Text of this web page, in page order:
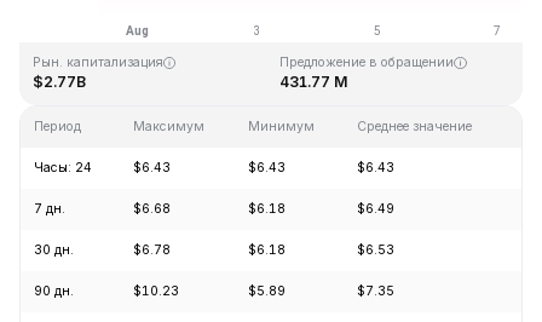
Рын. капитализация
$2.77B
Предложение в обращении
431.77 M
Период Максимум Минимум Среднее значение
Часы: 24 $6.43 $6.43 $6.43
7 дн. $6.68 $6.18 $6.49
30 дн. $6.78 $6.18 $6.53
90 дн. $10.23 $5.89 $7.35